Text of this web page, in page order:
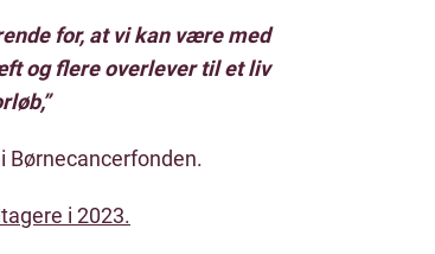
for, at vi kan være med
og flere overlever til et liv
Børnecancerfonden.
i 2023.